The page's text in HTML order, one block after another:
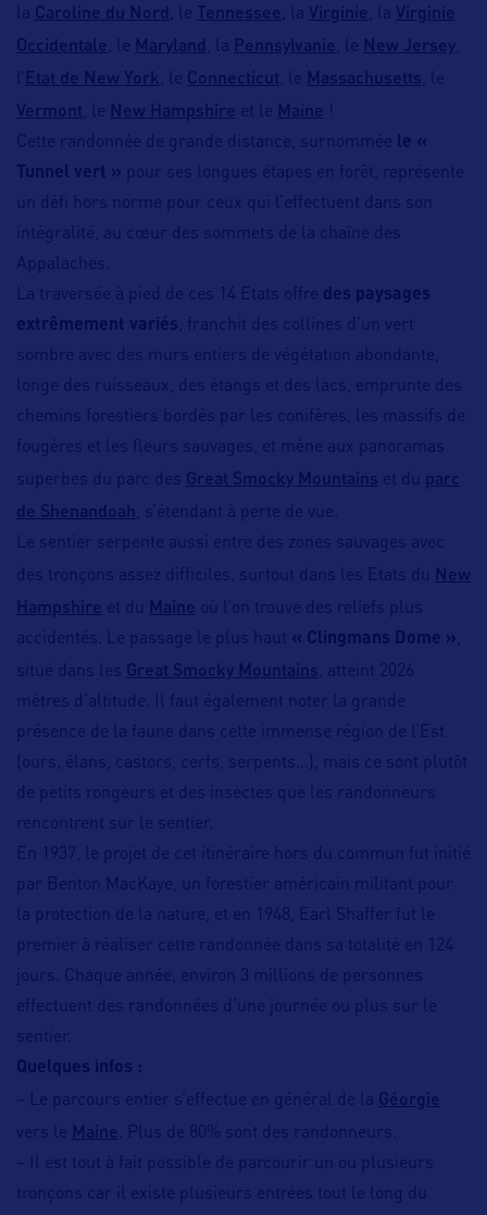
la Caroline du Nord , le Tennessee , la Virginie , la Virginie
Occidentale
, le Maryland , la Pennsylvanie , le New Jersey
l’ Etat de New York , le Connecticut , le Massachusetts , le
Vermont , le New Hampshire et le Maine
Cette randonnée de grande distance, surnommée
le «
Tunnel vert » pour ses longues étapes en forêt, représente
un défi hors norme pour ceux qui l’effectuent dans son
intégralité, au cœur des sommets de la chaîne des
Appalaches.
La traversée à pied de ces 14 Etats offre des paysages
extrêmement variés , franchit des collines d’un vert
sombre avec des murs entiers de végétation abondante,
longe des ruisseaux, des étangs et des lacs, emprunte des
chemins forestiers bordés par les conifères, les massifs de
fougères et les fleurs sauvages, et mène aux panoramas
superbes du parc des Great Smocky Mountains et du parc
de Shenandoah
, s’étendant à perte de vue.
Le sentier serpente aussi entre des zones sauvages avec
des tronçons assez difficiles, surtout dans les Etats du New
Hampshire et du Maine
où l’on trouve des reliefs plus
accidentés. Le passage le plus haut « Clingmans Dome »
situé dans les Great Smocky Mountains , atteint 2026
mètres d’altitude. Il faut également noter la grande
présence de la faune dans cette immense région de l’Est
(ours, élans, castors, cerfs, serpents…), mais ce sont plutôt
de petits rongeurs et des insectes que les randonneurs
rencontrent sur le sentier.
En 1937, le projet de cet itinéraire hors du commun fut initié
par Benton MacKaye, un forestier américain militant pour
la protection de la nature, et en 1948, Earl Shaffer fut le
premier à réaliser cette randonnée dans sa totalité en 124
jours. Chaque année, environ 3 millions de personnes
effectuent des randonnées d’une journée ou plus sur le
sentier.
Quelques infos :
– Le parcours entier s’effectue en général de la Géorgie
vers le Maine
. Plus de 80% sont des randonneurs.
– Il est tout à fait possible de parcourir un ou plusieurs
tronçons car il existe plusieurs entrées tout le long du